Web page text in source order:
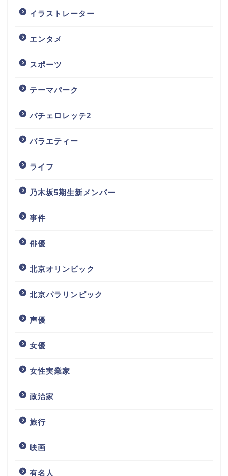
イラストレーター
エンタメ
スポーツ
テーマパーク
バチェロレッテ2
バラエティー
ライフ
乃木坂5期生新メンバー
事件
俳優
北京オリンピック
北京パラリンピック
声優
女優
女性実業家
政治家
旅行
映画
有名人